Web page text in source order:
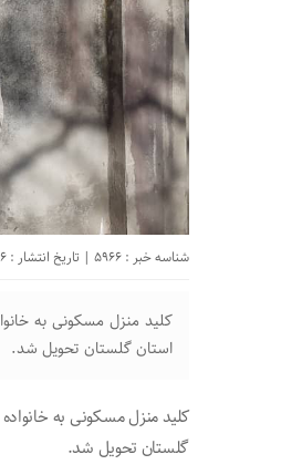
شناسه خبر : 5966 | تاریخ انتشار : 16 بهمن 1401 - 17:00 |
استان گلستان تحویل شد.
گلستان تحویل شد.